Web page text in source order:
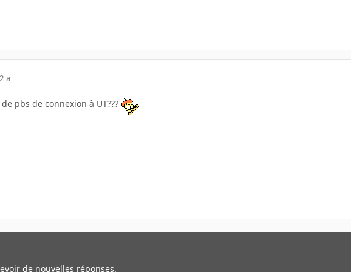
a
pbs de connexion à UT???
de nouvelles réponses.